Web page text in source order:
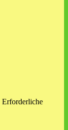
Erforderliche